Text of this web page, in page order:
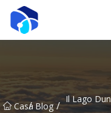
Casa
/ Blog / Il Lago